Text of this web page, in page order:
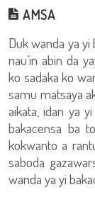
AMSA
Duk wanda ya
nau’in abin da
ko sadaka ko
samu matsaya
aikata, idan ya
bakacensa ba
kokwanto a
saboda
wanda ya yi